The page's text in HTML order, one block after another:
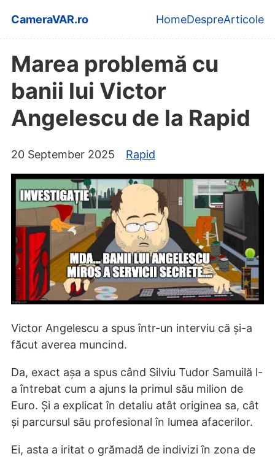
Skip to main content
CameraVAR.ro
Top level
HomeDespreArticole
Marea problemă cu
banii lui Victor
Angelescu de la Rapid
20 September 2025 Rapid
Victor Angelescu a spus într-un interviu că și-a
făcut averea muncind.
Da, exact așa a spus când Silviu Tudor Samuilă l-
a întrebat cum a ajuns la primul său milion de
Euro. Și a explicat în detaliu atât originea sa, cât
și parcursul său profesional în lumea afacerilor.
Ei, asta a iritat o grămadă de indivizi în zona de